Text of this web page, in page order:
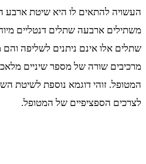
העשויה להתאים לו היא שיטת
שתלים אלו אינם ניתנים לשליפה
מרכיבים שורה של מספר שיניים
המטופל. זוהי דוגמא נוספת לשיטת
לצרכים הספציפיים של המטופל.